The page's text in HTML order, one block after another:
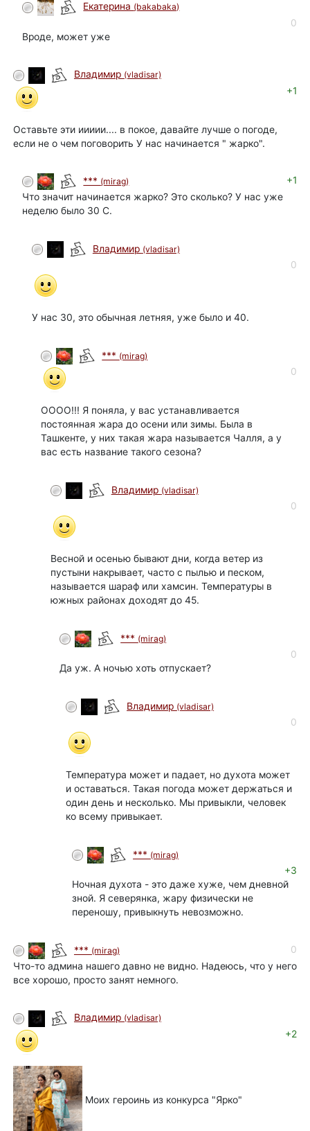
Екатерина (bakabaka)
0
Вроде, может уже
Владимир (vladisar)
+1
Оставьте эти иииии.... в покое, давайте лучше о погоде,
если не о чем поговорить У нас начинается " жарко".
*** (mirag)
+1
Что значит начинается жарко? Это сколько? У нас уже
неделю было 30 С.
Владимир (vladisar)
0
У нас 30, это обычная летняя, уже было и 40.
*** (mirag)
0
ОООО!!! Я поняла, у вас устанавливается
постоянная жара до осени или зимы. Была в
Ташкенте, у них такая жара называется Чалля, а у
вас есть название такого сезона?
Владимир (vladisar)
0
Весной и осенью бывают дни, когда ветер из
пустыни накрывает, часто с пылью и песком,
называется шараф или хамсин. Температуры в
южных районах доходят до 45.
*** (mirag)
0
Да уж. А ночью хоть отпускает?
Владимир (vladisar)
0
Температура может и падает, но духота может
и оставаться. Такая погода может держаться и
один день и несколько. Мы привыкли, человек
ко всему привыкает.
*** (mirag)
+3
Ночная духота - это даже хуже, чем дневной
зной. Я северянка, жару физически не
переношу, привыкнуть невозможно.
*** (mirag)
0
Что-то админа нашего давно не видно. Надеюсь, что у него
все хорошо, просто занят немного.
Владимир (vladisar)
+2
Моих героинь из конкурса "Ярко"